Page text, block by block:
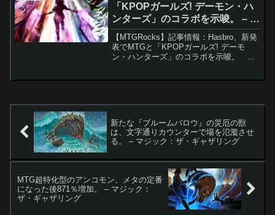
「KPOPガールズ! デーモン・ハ
ンターズ」のコラボを示唆。 – マ
ジック：ザ・ギャザリング
【MTGRocks】記事情報：Hasbro、新発
表でMTGと「KPOPガールズ! デーモ
ン・ハンターズ」のコラボを示唆。 近
新たな『ブルームバロウ』の災厄の獣
は、文字通りカウンターで場を氾濫させ
る。 – マジック：ザ・ギャザリング
MTG超特化型のアンコモン、メタの定番
になった後871％増加。 – マジック：
ザ・ギャザリング